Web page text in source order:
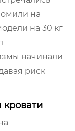
на
на 30 кг
начинали
риск